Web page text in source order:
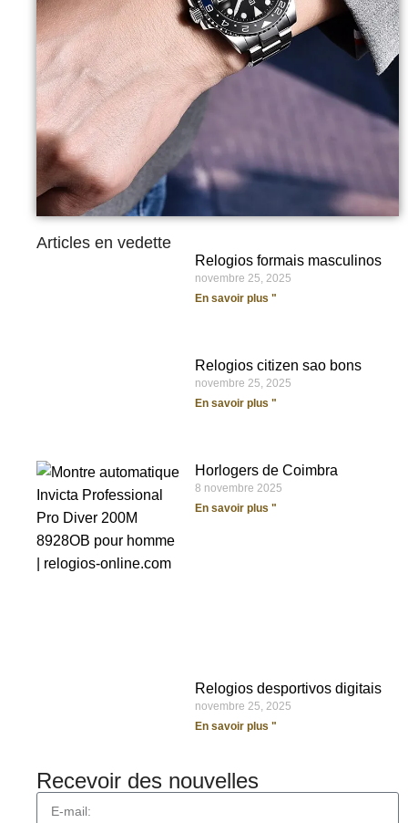
Articles en vedette
Relogios formais masculinos
novembre 25, 2025
En savoir plus "
Relogios citizen sao bons
novembre 25, 2025
En savoir plus "
Horlogers de Coimbra
8 novembre 2025
En savoir plus "
Relogios desportivos digitais
novembre 25, 2025
En savoir plus "
Recevoir des nouvelles